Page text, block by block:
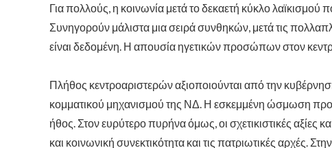
Για πολλούς, η κοινωνία μετά το δεκαετή κύκλο
Συνηγορούν μάλιστα μια σειρά συνθηκών, μετά τις
είναι δεδομένη. Η απουσία ηγετικών προσώπων στον
Πλήθος κεντροαριστερών αξιοποιούνται από την
κομματικού μηχανισμού της ΝΔ. Η εσκεμμένη ώσμωση
ήθος. Στον ευρύτερο πυρήνα όμως, οι σχετικιστικές αξίες
και κοινωνική συνεκτικότητα και τις πατριωτικές αρχές.